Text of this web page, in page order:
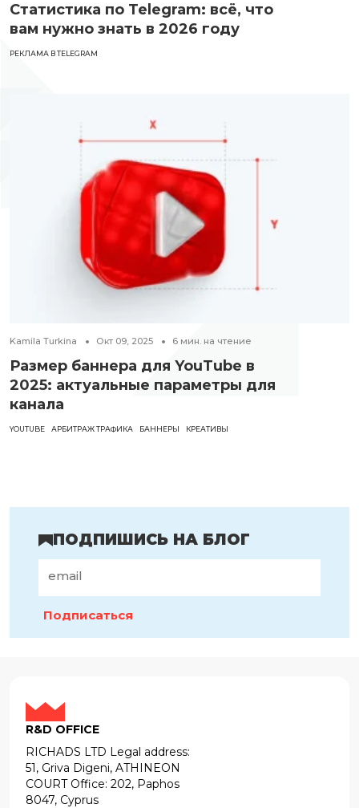
Статистика по Telegram: всё, что
вам нужно знать в 2026 году
РЕКЛАМА В TELEGRAM
Kamila Turkina Окт 09, 2025 6 мин. на чтение
Размер баннера для YouTube в
2025: актуальные параметры для
канала
YOUTUBE АРБИТРАЖ ТРАФИКА БАННЕРЫ КРЕАТИВЫ
ПОДПИШИСЬ НА БЛОГ
Подписаться
R&D OFFICE
RICHADS LTD Legal address:
51, Griva Digeni, ATHINEON
COURT Office: 202, Paphos
8047, Cyprus